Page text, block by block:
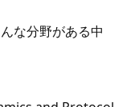
な分野がある中